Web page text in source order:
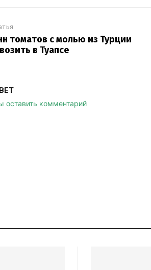
томатов с молью из Турции
в Туапсе
оставить комментарий